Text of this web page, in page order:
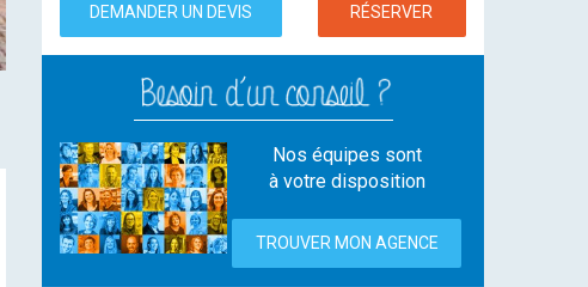
DEMANDER UN DEVIS RÉSERVER
Nos équipes sont
à votre disposition
TROUVER MON AGENCE